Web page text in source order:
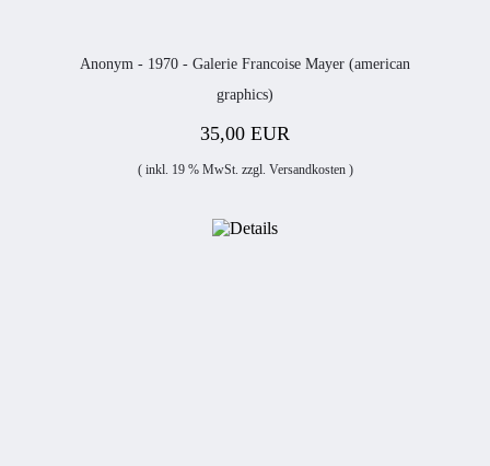
Anonym - 1970 - Galerie Francoise Mayer (american
graphics)
35,00 EUR
( inkl. 19 % MwSt. zzgl. Versandkosten)